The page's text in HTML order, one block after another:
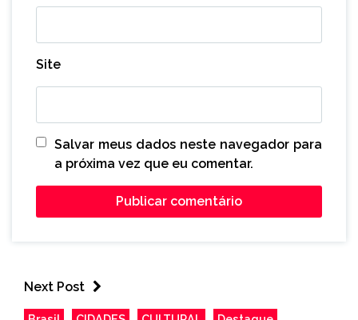
Site
Salvar meus dados neste navegador para
a próxima vez que eu comentar.
Next Post